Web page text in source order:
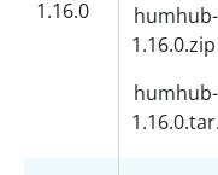
1.16.0
humhub-
1.16.0.zip
humhub-